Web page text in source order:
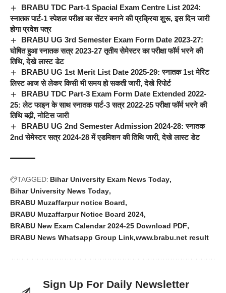
BRABU TDC Part-1 Spacial Exam Centre List 2024:
स्नातक पार्ट-1 स्पेशल परीक्षा का सेंटर बनाने की प्रक्रिया शुरू, इस दिन जारी
होगा प्रवेश पत्र
BRABU UG 3rd Semester Exam Form Date 2023-27:
घोषित हुआ स्नातक सत्र 2023-27 तृतीय सेमेस्टर का परीक्षा फॉर्म भरने की
तिथि, देखे लास्ट डेट
BRABU UG 1st Merit List Date 2025-29: स्नातक 1st मेरिट
लिस्ट आज से लेकर किसी भी समय हो सकती जारी, देखे रिपोर्ट
BRABU TDC Part-3 Exam Form Date Extended 2022-
25: लेट फाइन के साथ स्नातक पार्ट-3 सत्र 2022-25 परीक्षा फॉर्म भरने की
तिथि बढ़ी, नोटिस जारी
BRABU UG 2nd Semester Admission 2024-28: स्नातक
2nd सेमेस्टर सत्र 2024-28 में एडमिशन की तिथि जारी, देखे लास्ट डेट
TAGGED: Bihar University Exam News Today
Bihar University News Today
BRABU Muzaffarpur notice Board
BRABU Muzaffarpur Notice Board 2024
BRABU New Exam Calendar 2024-25 Download PDF
BRABU News Whatsapp Group Link www.brabu.net result
Sign Up For Daily Newsletter